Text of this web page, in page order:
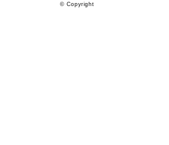
© Copyright